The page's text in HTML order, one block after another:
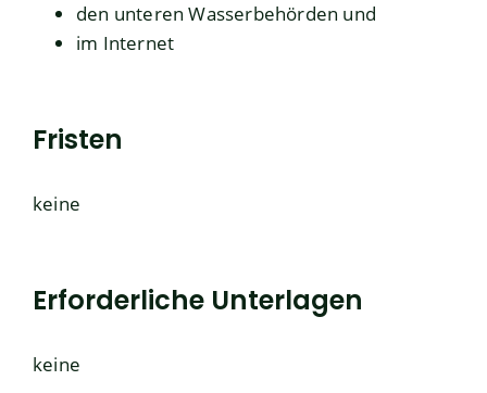
den unteren Wasserbehörden und
im Internet
Fristen
keine
Erforderliche Unterlagen
keine